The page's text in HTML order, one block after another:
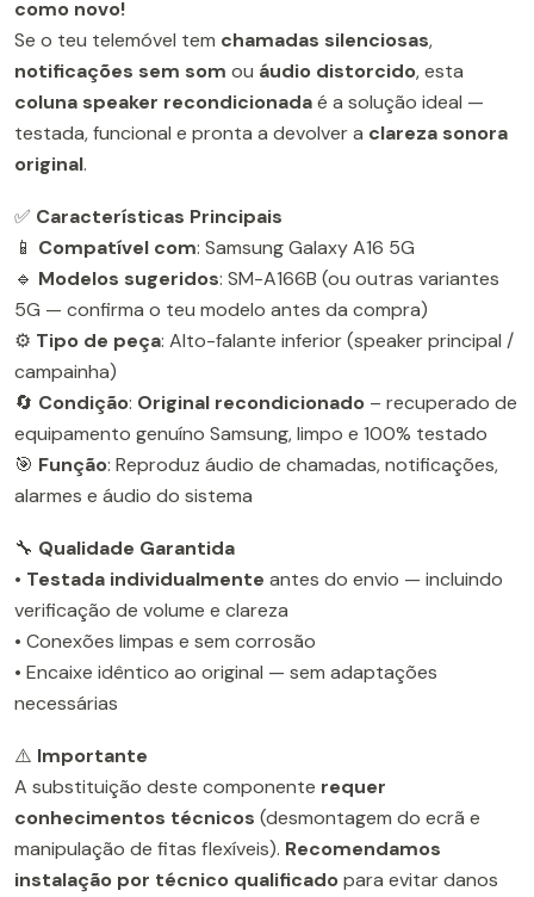
como novo!
Se o teu telemóvel tem chamadas silenciosas,
notificações sem som ou áudio distorcido, esta
coluna speaker recondicionadaé a solução ideal —
testada, funcional e pronta a devolver a clareza sonora
original.
✅ Características Principais
📱 Compatível com: Samsung Galaxy A16 5G
🔹 Modelos sugeridos: SM-A166B (ou outras variantes
5G — confirma o teu modelo antes da compra)
⚙️ Tipo de peça: Alto-falante inferior (speaker principal /
campainha)
🔄 Condição: Original recondicionado – recuperado de
equipamento genuíno Samsung, limpo e 100% testado
🎯 Função: Reproduz áudio de chamadas, notificações,
alarmes e áudio do sistema
🔧 Qualidade Garantida
• Testada individualmente antes do envio — incluindo
verificação de volume e clareza
• Conexões limpas e sem corrosão
• Encaixe idêntico ao original — sem adaptações
necessárias
⚠️ Importante
A substituição deste componente requer
conhecimentos técnicos (desmontagem do ecrã e
manipulação de fitas flexíveis). Recomendamos
instalação por técnico qualificadopara evitar danos